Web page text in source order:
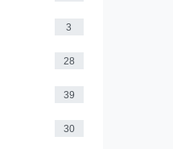
3
28
39
30